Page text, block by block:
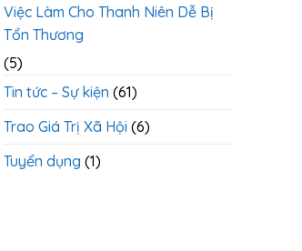
Việc Làm Cho Thanh Niên Dễ Bị
Tổn Thương
(5)
Tin tức – Sự kiện (61)
Trao Giá Trị Xã Hội (6)
Tuyển dụng (1)